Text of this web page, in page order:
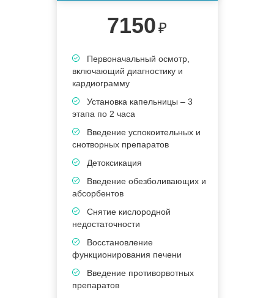
7150₽
Первоначальный осмотр,
включающий диагностику и
кардиограмму
Установка капельницы – 3
этапа по 2 часа
Введение успокоительных и
снотворных препаратов
Детоксикация
Введение обезболивающих и
абсорбентов
Снятие кислородной
недостаточности
Восстановление
функционирования печени
Введение противорвотных
препаратов